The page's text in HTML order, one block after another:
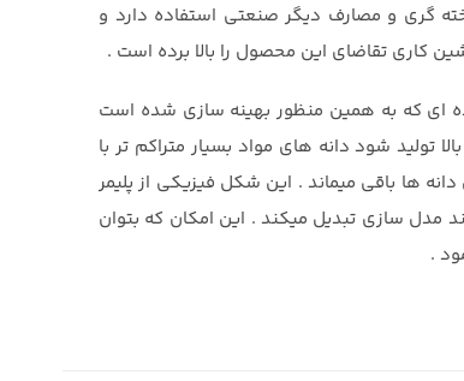
گری و مصارف دیگر صنعتی استفاده دارد و
کاری تقاضای این محصول را بالا برده است .
ای که به همین منظور بهینه سازی شده است
تولید شود دانه های مواد بسیار متراکم تر با
ها باقی میماند . این شکل فیزیکی از پلیمر
مدل سازی تبدیل میکند . این امکان که بتوان
.